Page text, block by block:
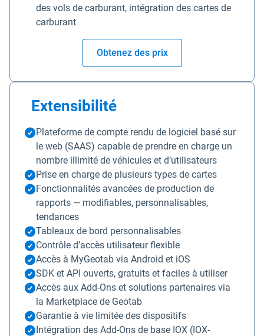
des vols de carburant, intégration des cartes de
carburant
Obtenez des prix
Extensibilité
Plateforme de compte rendu de logiciel basé sur
le web (SAAS) capable de prendre en charge un
nombre illimité de véhicules et d’utilisateurs
Prise en charge de plusieurs types de cartes
Fonctionnalités avancées de production de
rapports — modifiables, personnalisables,
tendances
Tableaux de bord personnalisables
Contrôle d’accès utilisateur flexible
Accès à MyGeotab via Android et iOS
SDK et API ouverts, gratuits et faciles à utiliser
Accès aux Add-Ons et solutions partenaires via
la Marketplace de Geotab
Garantie à vie limitée des dispositifs
Intégration des Add-Ons de base IOX (IOX-